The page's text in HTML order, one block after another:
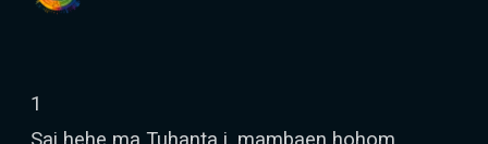
1
Sai hehe ma Tuhanta i, mambaen hohom